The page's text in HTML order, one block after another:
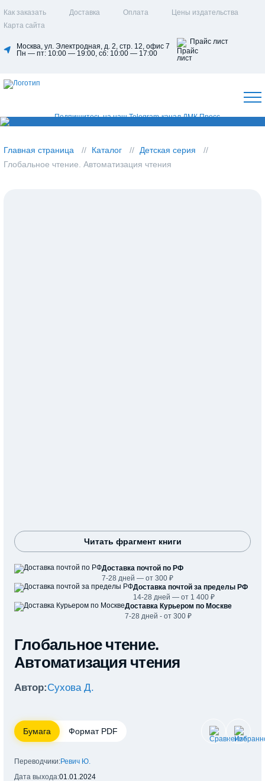
Как заказать Доставка Оплата
Цены издательства
Карта сайта
Москва, ул. Электродная, д. 2, стр. 12, офис 7
Пн — пт: 10:00 — 19:00, сб: 10:00 — 17:00
Прайс лист
Главная страница Каталог
Детская серия
Глобальное чтение. Автоматизация чтения
Читать фрагмент книги
Доставка почтой по РФ
7-28 дней — от 300 ₽
Доставка почтой за пределы РФ
14-28 дней — от 1 400 ₽
Доставка Курьером по Москве
7-28 дней - от 300 ₽
Глобальное чтение.
Автоматизация чтения
Автор:Сухова Д.
Бумага Формат PDF
Переводчики:Ревич Ю.
Дата выхода:01.01.2024